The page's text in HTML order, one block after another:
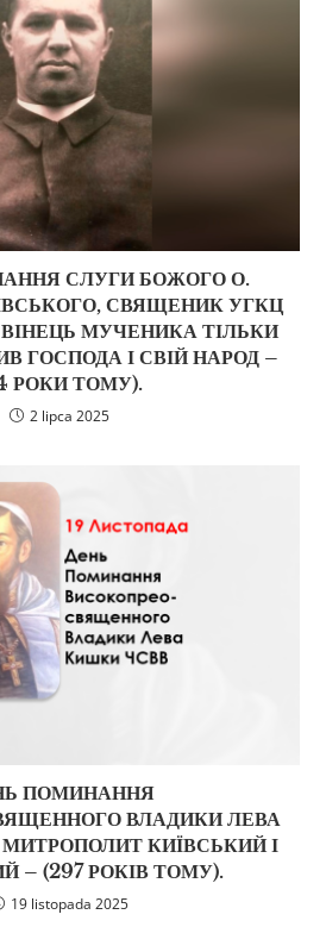
СЛУГИ БОЖОГО О.
СВЯЩЕНИК УГКЦ
МУЧЕНИКА ТІЛЬКИ
ГОСПОДА І СВІЙ НАРОД –
РОКИ ТОМУ).
2 lipca 2025
ПОМИНАННЯ
ВЛАДИКИ ЛЕВА
КИЇВСЬКИЙ І
– (297 РОКІВ ТОМУ).
19 listopada 2025